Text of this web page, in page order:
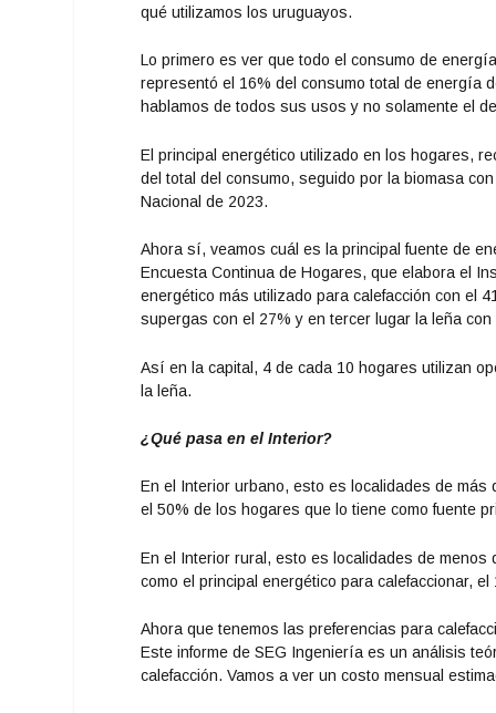
qué utilizamos los uruguayos.
Lo primero es ver que todo el consumo de
representó el 16% del consumo total de energía
hablamos de todos sus usos y no solamente el
El principal energético utilizado en los hogares,
del total del consumo, seguido por la biomasa
Nacional de 2023.
Ahora sí, veamos cuál es la principal fuente de
Encuesta Continua de Hogares, que elabora el
energético más utilizado para calefacción con el
supergas con el 27% y en tercer lugar la leña con
Así en la capital, 4 de cada 10 hogares utilizan
la leña.
¿Qué pasa en el Interior?
En el Interior urbano, esto es localidades de
el 50% de los hogares que lo tiene como fuente
En el Interior rural, esto es localidades de
como el principal energético para calefaccionar,
Ahora que tenemos las preferencias para
Este informe de SEG Ingeniería es un análisis
calefacción. Vamos a ver un costo mensual